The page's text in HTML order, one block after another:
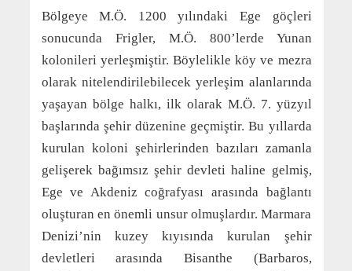
Bölgeye M.Ö. 1200 yılındaki Ege göçleri
sonucunda Frigler, M.Ö. 800’lerde Yunan
kolonileri yerleşmiştir. Böylelikle köy ve mezra
olarak nitelendirilebilecek yerleşim alanlarında
yaşayan bölge halkı, ilk olarak M.Ö. 7. yüzyıl
başlarında şehir düzenine geçmiştir. Bu yıllarda
kurulan koloni şehirlerinden bazıları zamanla
gelişerek bağımsız şehir devleti haline gelmiş,
Ege ve Akdeniz coğrafyası arasında bağlantı
oluşturan en önemli unsur olmuşlardır. Marmara
Denizi’nin kuzey kıyısında kurulan şehir
devletleri arasında Bisanthe (Barbaros,